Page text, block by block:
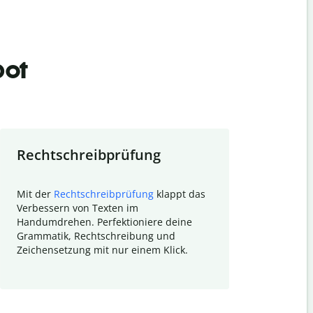
Rechtschreibprüfung
Mit der Rechtschreibprüfung klappt das
Verbessern von Texten im
Handumdrehen. Perfektioniere deine
Grammatik, Rechtschreibung und
Zeichensetzung mit nur einem Klick.